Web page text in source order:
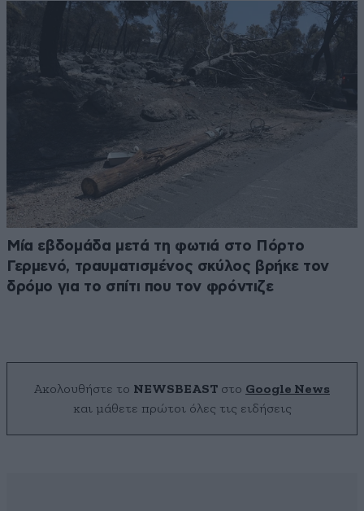
Μία εβδομάδα μετά τη φωτιά στο Πόρτο
Γερμενό, τραυματισμένος σκύλος βρήκε τον
δρόμο για το σπίτι που τον φρόντιζε
Ακολουθήστε το NEWSBEAST στο Google News
και μάθετε πρώτοι όλες τις ειδήσεις